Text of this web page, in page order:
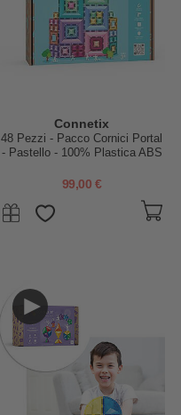
Connetix
48 Pezzi - Pacco Cornici Portal
- Pastello - 100% Plastica ABS
STEM! - +3 anni
99,00 €